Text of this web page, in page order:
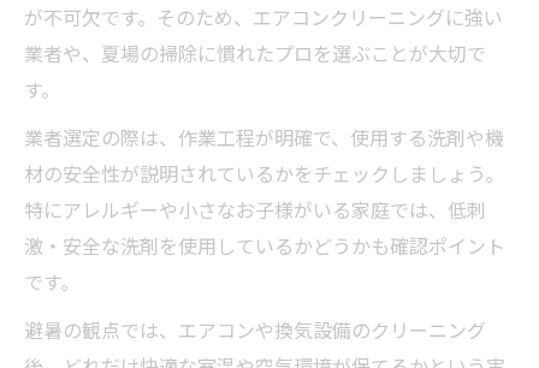
が不可欠です。そのため、エアコンクリーニングに強い
業者や、夏場の掃除に慣れたプロを選ぶことが大切で
す。
業者選定の際は、作業工程が明確で、使用する洗剤や機
材の安全性が説明されているかをチェックしましょう。
特にアレルギーや小さなお子様がいる家庭では、低刺
激・安全な洗剤を使用しているかどうかも確認ポイント
です。
避暑の観点では、エアコンや換気設備のクリーニング